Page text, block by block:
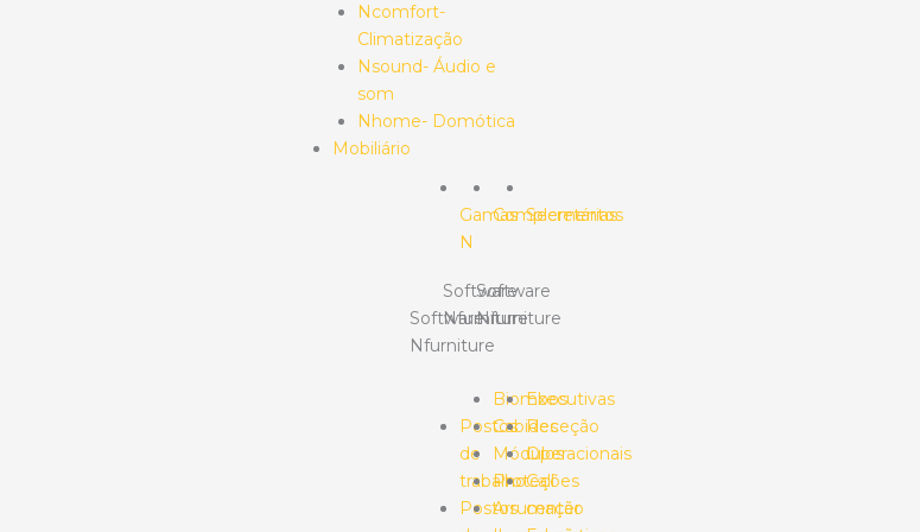
Ncomfort-
Climatização
Nsound- Áudio e
som
Nhome- Domótica
Mobiliário
Gamas
N
Software
Nfurniture
Postos
de
trabalho
Postos
Complementos
Software
Nfurniture
Biombos
Cabides
Módulos
Proteções
Arrumação
Secretárias
Software
Nfurniture
Executivas
Receção
Operacionais
Call
center